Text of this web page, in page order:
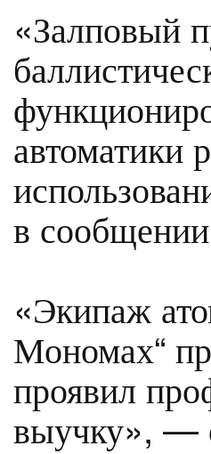
«Залповый
автоматики
в
«Экипаж
Мономах“
проявил
выучку», —